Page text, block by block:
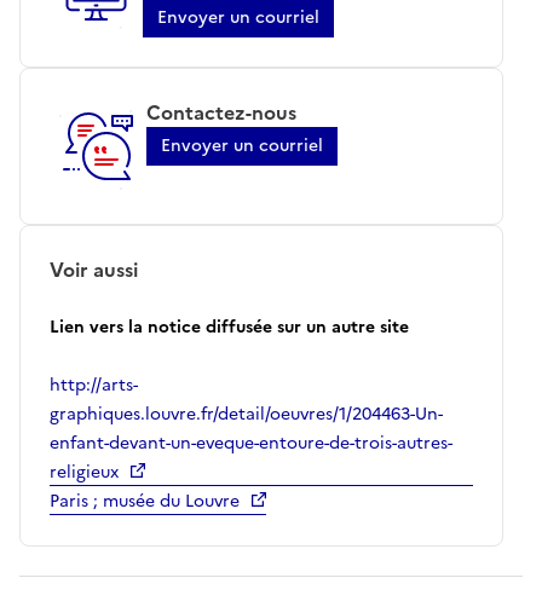
Envoyer un courriel
Contactez-nous
Envoyer un courriel
Voir aussi
Lien vers la notice diffusée sur un autre site
http://arts-
graphiques.louvre.fr/detail/oeuvres/1/204463-Un-
enfant-devant-un-eveque-entoure-de-trois-autres-
religieux
Paris ; musée du Louvre